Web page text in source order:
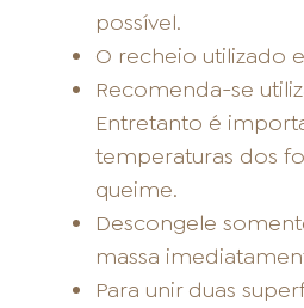
possível.
O recheio utilizado
Recomenda-se
Entretanto é
temperaturas dos
queime.
Descongele
massa
Para unir duas